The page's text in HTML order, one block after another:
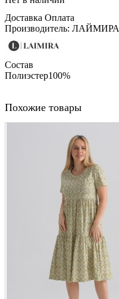
Доставка Оплата
Производитель: ЛАЙМИРА
Состав
Полиэстер100%
Похожие товары